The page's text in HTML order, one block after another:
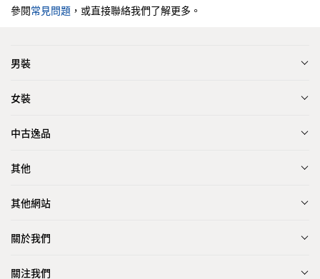
參閱常見問題 ，或直接聯絡我們了解更多。
男裝
女裝
中古逸品
其他
其他網站
關於我們
關注我們